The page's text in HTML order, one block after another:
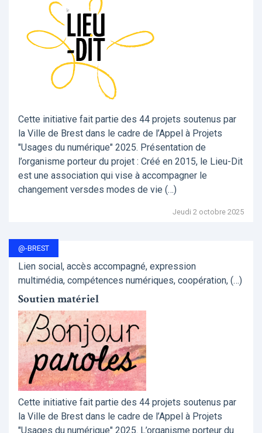
Cette initiative fait partie des 44 projets soutenus par
la Ville de Brest dans le cadre de l’Appel à Projets
"Usages du numérique" 2025. Présentation de
l’organisme porteur du projet : Créé en 2015, le Lieu-Dit
est une association qui vise à accompagner le
changement versdes modes de vie (…)
Jeudi 2 octobre 2025
@-BREST
Lien social, accès accompagné, expression
multimédia, compétences numériques, coopération, (…)
Soutien matériel
Cette initiative fait partie des 44 projets soutenus par
la Ville de Brest dans le cadre de l’Appel à Projets
"Usages du numérique" 2025. L’organisme porteur du